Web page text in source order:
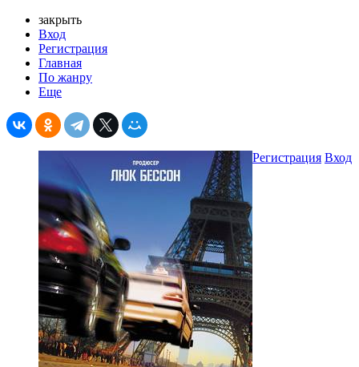
закрыть
Вход
Регистрация
Главная
По жанру
Еще
Регистрация Вход